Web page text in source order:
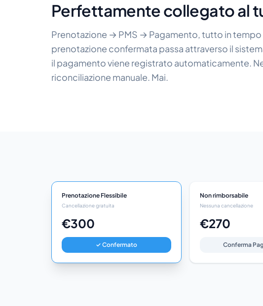
Perfettamente collegato al
Prenotazione → PMS → Pagamento, tutto in tempo
prenotazione confermata passa attraverso il
il pagamento viene registrato automaticamente.
riconciliazione manuale. Mai.
Prenotazione Flessibile
Cancellazione gratuita
€300
✓ Confermato
Non rimborsabile
Nessuna cancellazione
€270
Conferma